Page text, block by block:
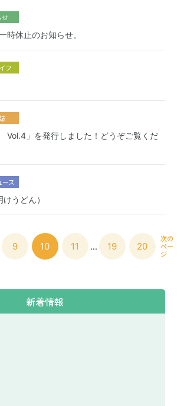
0165 福岡市西区今津4760
092-806-7667
●
祭日
2026年3月1日より）
新着情報
せ
休止のお知らせ。
フ
Vol.4」を発行しました！どうぞご覧くだ
ス
うどん）
9 10 11 ... 19 20
次の
ペー
ジ